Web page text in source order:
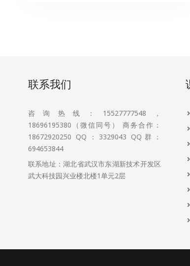
联系我们
咨询热线：15527777548，
18696195380（微信同号） 商务合作：
18672920250 QQ：3329043 QQ群：
694653844
联系地址：湖北省武汉市东湖新技术开发区
武大科技园兴业楼北楼1单元2层